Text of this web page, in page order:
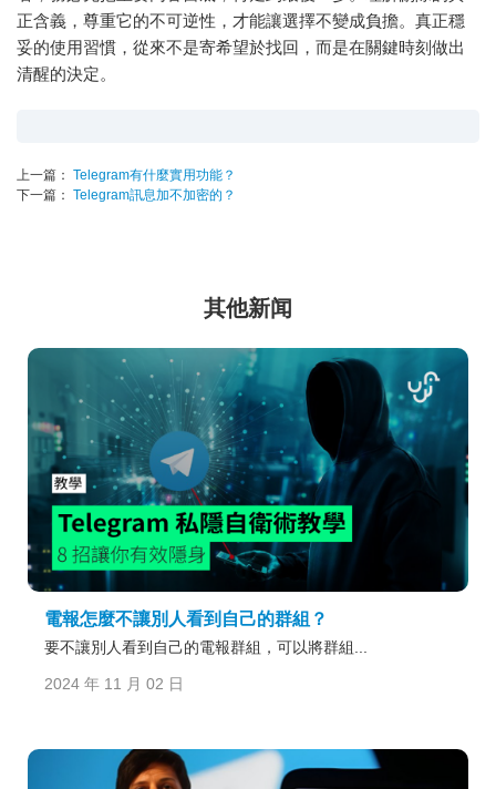
正含義，尊重它的不可逆性，才能讓選擇不變成負擔。真正穩
妥的使用習慣，從來不是寄希望於找回，而是在關鍵時刻做出
清醒的決定。
上一篇： Telegram有什麼實用功能？
下一篇： Telegram訊息加不加密的？
其他新闻
電報怎麼不讓別人看到自己的群組？
要不讓別人看到自己的電報群組，可以將群組...
2024 年 11 月 02 日